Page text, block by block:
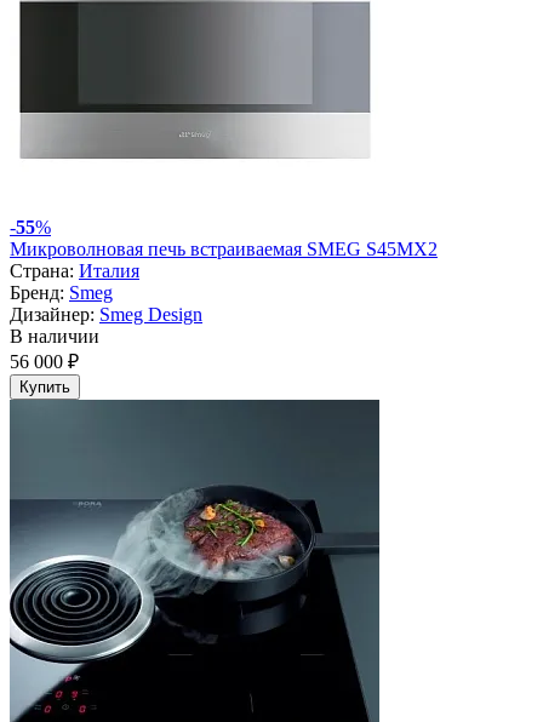
-55%
Микроволновая печь встраиваемая SMEG S45MX2
Страна: Италия
Бренд: Smeg
Дизайнер: Smeg Design
В наличии
56 000 ₽
Купить